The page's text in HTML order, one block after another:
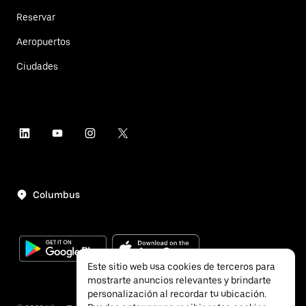
Reservar
Aeropuertos
Ciudades
Columbus
Este sitio web usa cookies de terceros para
mostrarte anuncios relevantes y brindarte
personalización al recordar tu ubicación.